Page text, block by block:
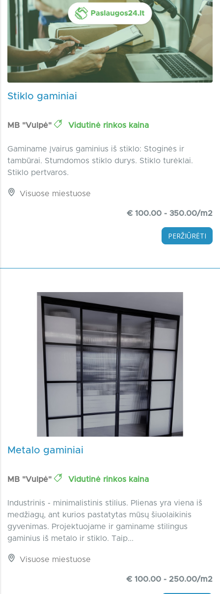
Stiklo gaminiai
MB "Vulpė" Vidutinė rinkos kaina
Gaminame įvairus gaminius iš stiklo: Stoginės ir
tambūrai. Stumdomos stiklo durys. Stiklo turėklai.
Stiklo pertvaros.
Visuose miestuose
€ 100.00 - 350.00/m2
PERŽIŪRĖTI
Metalo gaminiai
MB "Vulpė" Vidutinė rinkos kaina
Industrinis - minimalistinis stilius. Plienas yra viena iš
medžiagų, ant kurios pastatytas mūsų šiuolaikinis
gyvenimas. Projektuojame ir gaminame stilingus
gaminius iš metalo ir stiklo. Taip...
Visuose miestuose
€ 100.00 - 250.00/m2